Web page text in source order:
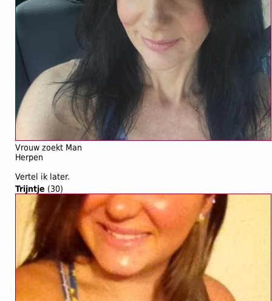
Vrouw zoekt Man
Herpen
Vertel ik later.
Trijntje (30)